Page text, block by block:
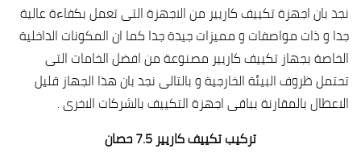
نجد بان اجهزة تكييف كاريير من الاجهزة التى تعمل بكفاءة عالية
جدا و ذات مواصفات و مميزات جيدة جدا كما ان المكونات الداخلية
الخاصة بجهاز تكييف كاريير مصنوعة من افضل الخامات التى
تحتمل ظروف البيئة الخارجية و بالتالى نجد بان هذا الجهاز قليل
الاعطال بالمقارنة بباقى اجهزة التكييف بالشركات الاخرى .
تركيب تكييف كاريير 7.5 حصان